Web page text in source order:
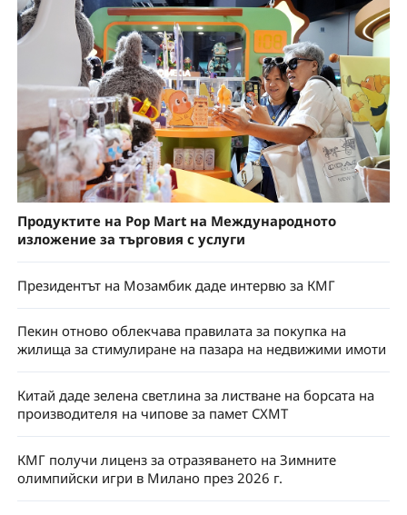
Продуктите на Pop Mart на Международното
изложение за търговия с услуги
Президентът на Мозамбик даде интервю за КМГ
Пекин отново облекчава правилата за покупка на
жилища за стимулиране на пазара на недвижими имоти
Китай даде зелена светлина за листване на борсата на
производителя на чипове за памет CXMT
КМГ получи лиценз за отразяването на Зимните
олимпийски игри в Милано през 2026 г.